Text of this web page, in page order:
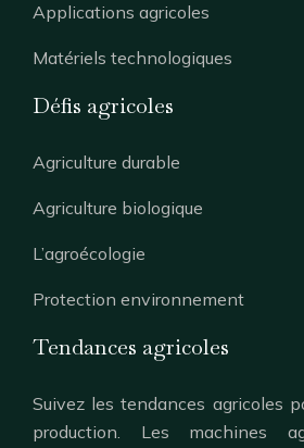
Applications agricoles
Matériels technologiques
Défis agricoles
Agriculture durable
Agriculture biologique
L’agroécologie
Protection environnement
Tendances agricoles
Suivez les tendances agricoles
production. Les machines